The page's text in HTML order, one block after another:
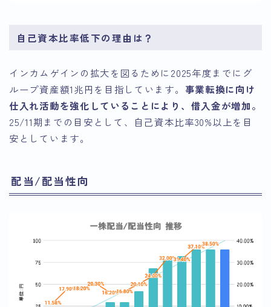
自己資本比率低下の理由は？
インカムゲインの拡大を図るために2025年度までにグ
ループ資産額1兆円を目指しています。 事業転換に向け
仕入れ活動を強化していることにより、借入金が増加。
25/11期までの目安として、自己資本比率30%以上を目
安としています。
配当/配当性向